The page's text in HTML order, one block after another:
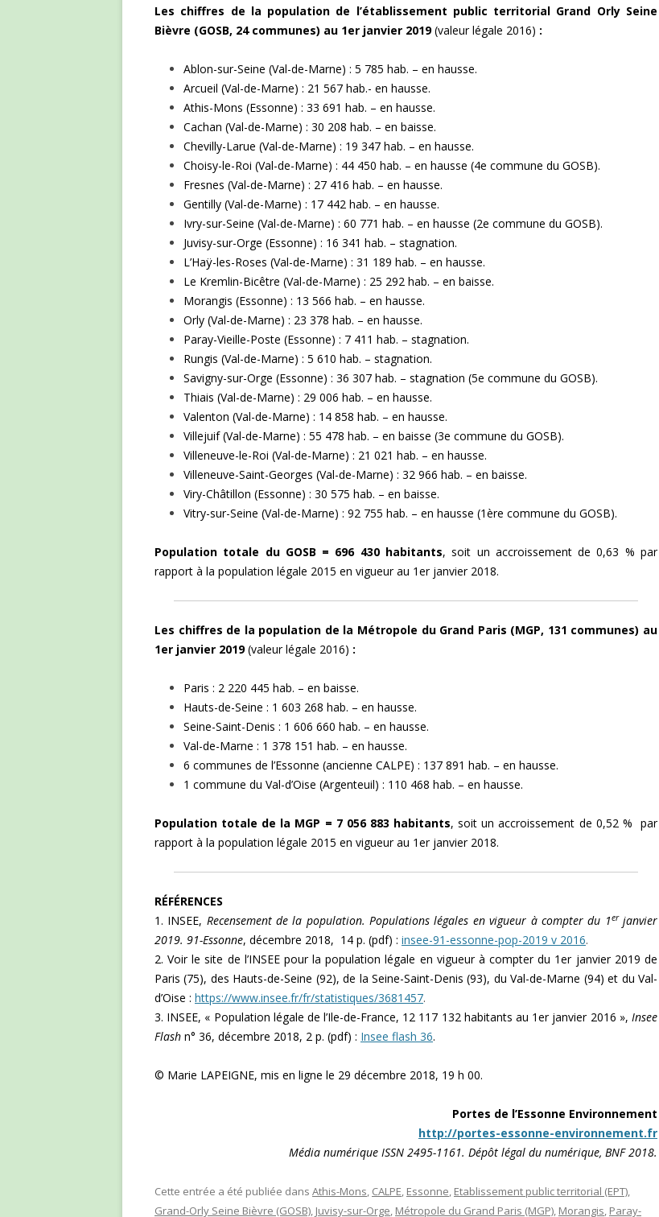
Les chiffres de la population de l’établissement public territorial Grand Orly Seine
Bièvre (GOSB, 24 communes) au 1er janvier 2019(valeur légale 2016) :
Ablon-sur-Seine (Val-de-Marne) : 5 785 hab. – en hausse.
Arcueil (Val-de-Marne) : 21 567 hab.- en hausse.
Athis-Mons (Essonne) : 33 691 hab. – en hausse.
Cachan (Val-de-Marne) : 30 208 hab. – en baisse.
Chevilly-Larue (Val-de-Marne) : 19 347 hab. – en hausse.
Choisy-le-Roi (Val-de-Marne) : 44 450 hab. – en hausse (4e commune du GOSB).
Fresnes (Val-de-Marne) : 27 416 hab. – en hausse.
Gentilly (Val-de-Marne) : 17 442 hab. – en hausse.
Ivry-sur-Seine (Val-de-Marne) : 60 771 hab. – en hausse (2e commune du GOSB).
Juvisy-sur-Orge (Essonne) : 16 341 hab. – stagnation.
L’Haÿ-les-Roses (Val-de-Marne) : 31 189 hab. – en hausse.
Le Kremlin-Bicêtre (Val-de-Marne) : 25 292 hab. – en baisse.
Morangis (Essonne) : 13 566 hab. – en hausse.
Orly (Val-de-Marne) : 23 378 hab. – en hausse.
Paray-Vieille-Poste (Essonne) : 7 411 hab. – stagnation.
Rungis (Val-de-Marne) : 5 610 hab. – stagnation.
Savigny-sur-Orge (Essonne) : 36 307 hab. – stagnation (5e commune du GOSB).
Thiais (Val-de-Marne) : 29 006 hab. – en hausse.
Valenton (Val-de-Marne) : 14 858 hab. – en hausse.
Villejuif (Val-de-Marne) : 55 478 hab. – en baisse (3e commune du GOSB).
Villeneuve-le-Roi (Val-de-Marne) : 21 021 hab. – en hausse.
Villeneuve-Saint-Georges (Val-de-Marne) : 32 966 hab. – en baisse.
Viry-Châtillon (Essonne) : 30 575 hab. – en baisse.
Vitry-sur-Seine (Val-de-Marne) : 92 755 hab. – en hausse (1ère commune du GOSB).
Population totale du GOSB = 696 430 habitants, soit un accroissement de 0,63 % par
rapport à la population légale 2015 en vigueur au 1er janvier 2018.
Les chiffres de la population de la Métropole du Grand Paris (MGP, 131 communes) au
1er janvier 2019(valeur légale 2016) :
Paris : 2 220 445 hab. – en baisse.
Hauts-de-Seine : 1 603 268 hab. – en hausse.
Seine-Saint-Denis : 1 606 660 hab. – en hausse.
Val-de-Marne : 1 378 151 hab. – en hausse.
6 communes de l’Essonne (ancienne CALPE) : 137 891 hab. – en hausse.
1 commune du Val-d’Oise (Argenteuil) : 110 468 hab. – en hausse.
Population totale de la MGP = 7 056 883 habitants,soit un accroissement de 0,52 % par
rapport à la population légale 2015 en vigueur au 1er janvier 2018.
RÉFÉRENCES
1. INSEE, Recensement de la population. Populations légales en vigueur à compter du 1erjanvier
2019. 91-Essonne, décembre 2018, 14 p. (pdf) : insee-91-essonne-pop-2019 v 2016.
2. Voir le site de l’INSEE pour la population légale en vigueur à compter du 1er janvier 2019 de
Paris (75), des Hauts-de-Seine (92), de la Seine-Saint-Denis (93), du Val-de-Marne (94) et du Val-
d’Oise : https://www.insee.fr/fr/statistiques/3681457.
3. INSEE, « Population légale de l’Ile-de-France, 12 117 132 habitants au 1er janvier 2016 », Insee
Flash n° 36, décembre 2018, 2 p. (pdf) : Insee flash 36.
© Marie LAPEIGNE, mis en ligne le 29 décembre 2018, 19 h 00.
Portes de l’Essonne Environnement
http://portes-essonne-environnement.fr
Média numérique ISSN 2495-1161. Dépôt légal du numérique, BNF 2018.
Cette entrée a été publiée dans Athis-Mons, CALPE, Essonne, Etablissement public territorial (EPT),
Grand-Orly Seine Bièvre (GOSB), Juvisy-sur-Orge, Métropole du Grand Paris (MGP), Morangis, Paray-